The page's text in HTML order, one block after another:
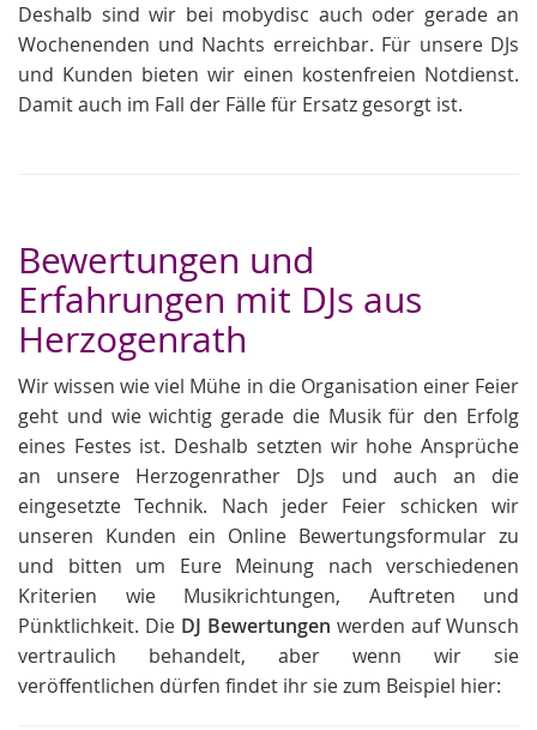
Deshalb sind wir bei mobydisc auch oder gerade an
Wochenenden und Nachts erreichbar. Für unsere DJs
und Kunden bieten wir einen kostenfreien Notdienst.
Damit auch im Fall der Fälle für Ersatz gesorgt ist.
Bewertungen und
Erfahrungen mit DJs aus
Herzogenrath
Wir wissen wie viel Mühe in die Organisation einer Feier
geht und wie wichtig gerade die Musik für den Erfolg
eines Festes ist. Deshalb setzten wir hohe Ansprüche
an unsere Herzogenrather DJs und auch an die
eingesetzte Technik. Nach jeder Feier schicken wir
unseren Kunden ein Online Bewertungsformular zu
und bitten um Eure Meinung nach verschiedenen
Kriterien wie Musikrichtungen, Auftreten und
Pünktlichkeit. Die DJ Bewertungen werden auf Wunsch
vertraulich behandelt, aber wenn wir sie
veröffentlichen dürfen findet ihr sie zum Beispiel hier: